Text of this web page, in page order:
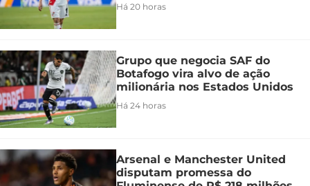
Há 20 horas
Grupo que negocia SAF do
Botafogo vira alvo de ação
milionária nos Estados Unidos
Há 24 horas
Arsenal e Manchester United
disputam promessa do